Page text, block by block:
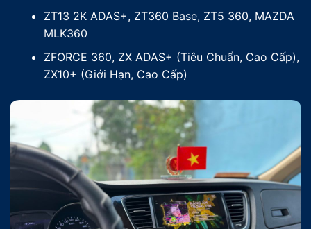
ZT13 2K ADAS+, ZT360 Base, ZT5 360, MAZDA
MLK360
ZFORCE 360, ZX ADAS+ (Tiêu Chuẩn, Cao Cấp),
ZX10+ (Giới Hạn, Cao Cấp)